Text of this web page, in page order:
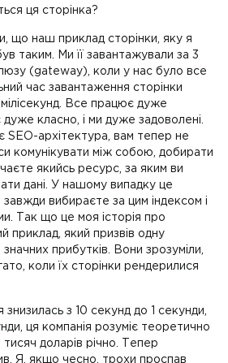
ця сторінка?
що наш приклад сторінки, яку я
таким. Ми її завантажували за 3
(gateway), коли у нас було все
час завантаження сторінки
Все працює дуже
класно, і ми дуже задоволені.
SEO-архітектура, вам тепер не
комунікувати між собою, добирати
якийсь ресурс, за яким ви
дані. У нашому випадку це
вибираєте за цим індексом і
Так що це моя історія про
приклад, який призвів одну
прибутків. Вони зрозуміли,
коли їх сторінки рендерилися
знизилась з 10 секунд до 1 секунди,
ця компанія розуміє теоретично
доларів річно. Тепер
Я, якщо чесно, трохи проспав